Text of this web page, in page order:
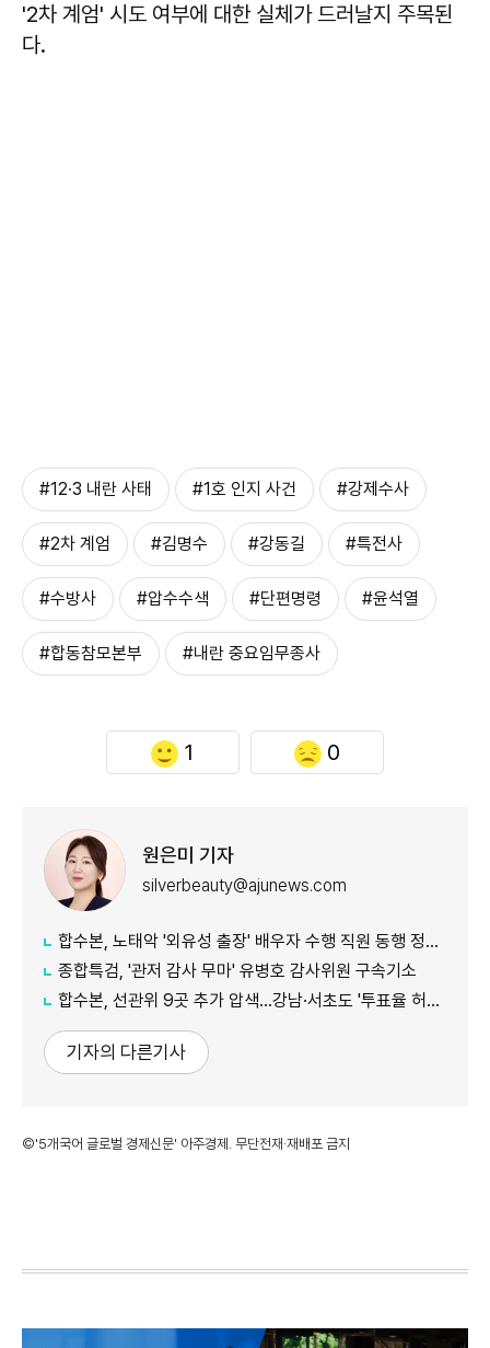
'2차 계엄' 시도 여부에 대한 실체가 드러날지 주목된
다.
#12·3 내란 사태 #1호 인지 사건 #강제수사
#2차 계엄 #김명수 #강동길 #특전사
#수방사 #압수수색 #단편명령 #윤석열
#합동참모본부 #내란 중요임무종사
1 0
원은미 기자
silverbeauty@ajunews.com
합수본, 노태악 '외유성 출장' 배우자 수행 직원 동행 정황 포착
종합특검, '관저 감사 무마' 유병호 감사위원 구속기소
합수본, 선관위 9곳 추가 압색…강남·서초도 '투표율 허위 입력' 정황
기자의 다른기사
©'5개국어 글로벌 경제신문' 아주경제. 무단전재·재배포 금지